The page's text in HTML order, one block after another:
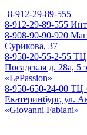
8-912-29-89-555
8-912-29-89-555
8-908-90-90-920
Сурикова, 37
8-950-20-55-2-55 ТЦ
Посадская д. 28а, 5
«LePassion»
8-950-650-24-00 ТЦ
Екатеринбург, ул.
«Giovanni Fabiani»